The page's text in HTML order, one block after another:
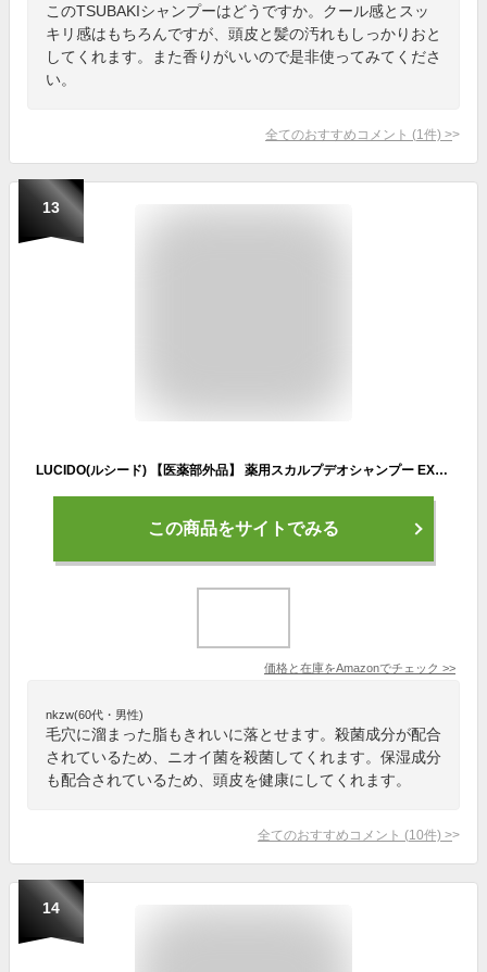
このTSUBAKIシャンプーはどうですか。クール感とスッ
キリ感はもちろんですが、頭皮と髪の汚れもしっかりおと
してくれます。また香りがいいので是非使ってみてくださ
い。
全てのおすすめコメント (1 件) >
13
LUCIDO(ルシード) 【医薬部外品】 薬用スカルプデオシャンプー EXクールタイプ [ メンズ シャンプー スカルプケア ] 450ml
この商品をサイトでみる
価格と在庫をAmazonでチェック >>
nkzw(60代・男性)
毛穴に溜まった脂もきれいに落とせます。殺菌成分が配合
されているため、ニオイ菌を殺菌してくれます。保湿成分
も配合されているため、頭皮を健康にしてくれます。
全てのおすすめコメント (10件) >
14